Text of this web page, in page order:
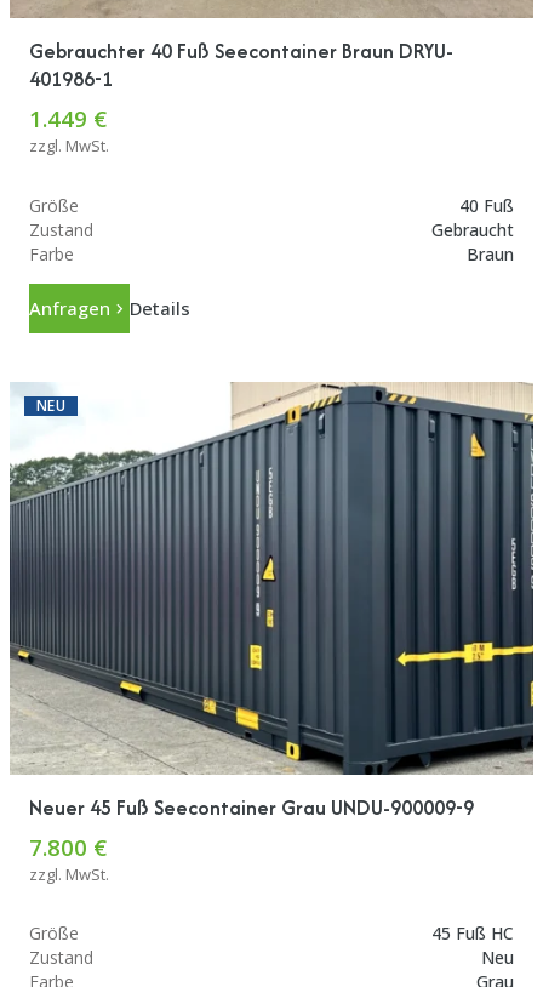
Gebrauchter 40 Fuß Seecontainer Braun DRYU-
401986-1
1.449 €
zzgl. MwSt.
Größe
40 Fuß
Zustand
Gebraucht
Farbe
Braun
Anfragen Details
NEU
Neuer 45 Fuß Seecontainer Grau UNDU-900009-9
7.800 €
zzgl. MwSt.
Größe
45 Fuß HC
Zustand
Neu
Farbe
Grau